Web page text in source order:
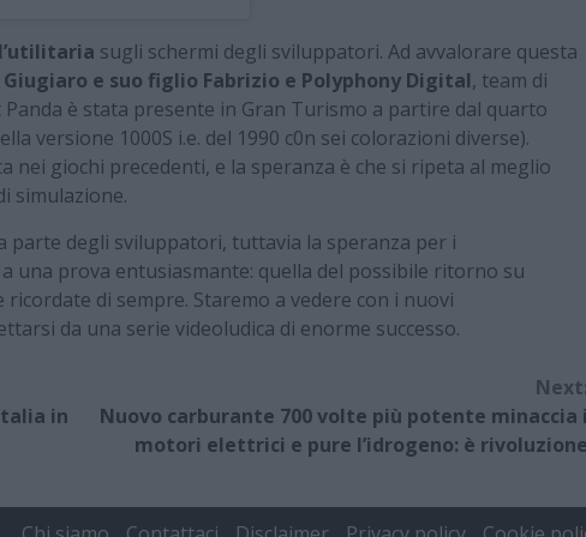
sugli schermi degli sviluppatori. Ad avvalorare questa
e suo figlio Fabrizio e Polyphony Digital, team di
Panda è stata presente in Gran Turismo a partire dal quarto
versione 1000S i.e. del 1990 c0n sei colorazioni diverse).
nei giochi precedenti, e la speranza è che si ripeta al meglio
simulazione.
parte degli sviluppatori, tuttavia la speranza per i
una prova entusiasmante: quella del possibile ritorno su
di sempre. Staremo a vedere con i nuovi
da una serie videoludica di enorme successo.
in
Next:
Nuovo carburante 700 volte più potente minaccia i
motori elettrici e pure l’idrogeno: è rivoluzione